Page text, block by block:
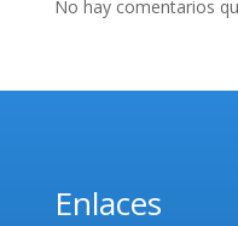
No hay comentarios
Enlaces